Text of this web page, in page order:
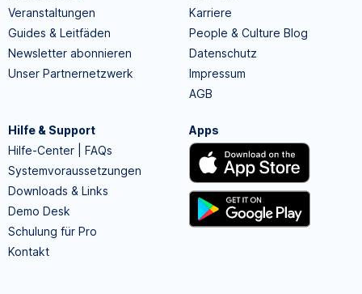
Veranstaltungen
Guides & Leitfäden
Newsletter abonnieren
Unser Partnernetzwerk
Karriere
People & Culture Blog
Datenschutz
Impressum
AGB
Hilfe & Support
Hilfe-Center | FAQs
Systemvoraussetzungen
Downloads & Links
Demo Desk
Schulung für Pro
Kontakt
Apps